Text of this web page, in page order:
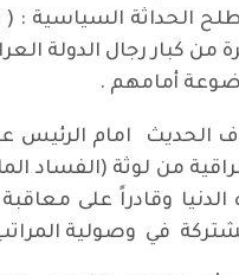
السياسية : (
من كبار رجال الدولة
أمامهم .
الحديث امام الرئيس
من لوثة (الفساد
الدنيا وقادراً على
في وصولية